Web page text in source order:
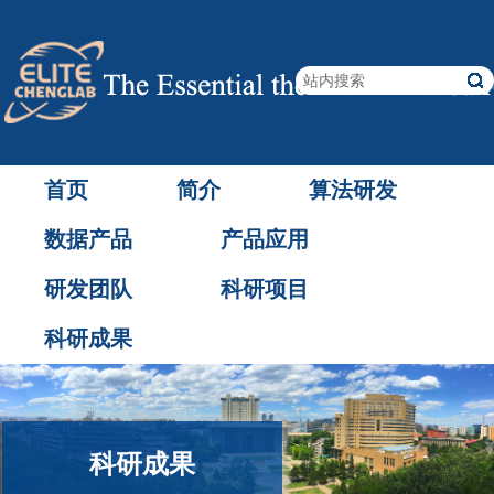
首页 简介 算法研发
数据产品 产品应用
研发团队 科研项目
科研成果
科研成果